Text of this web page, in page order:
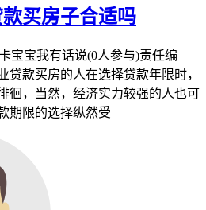
买房子合适吗
宝宝我有话说(0人参与)责任编
贷款买房的人在选择贷款年限时，
徊，当然，经济实力较强的人也可
期限的选择纵然受